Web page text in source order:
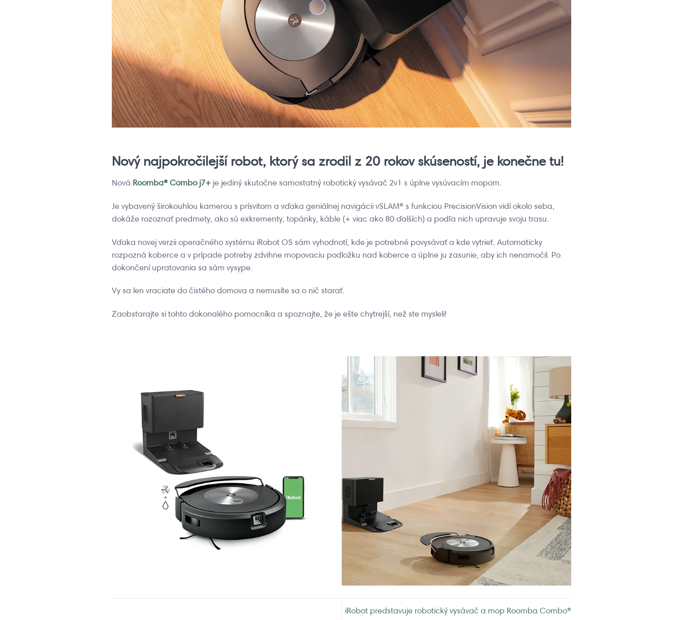
Nový najpokročilejší robot, ktorý sa zrodil z 20 rokov skúseností, je konečne tu!
Nová Roomba® Combo j7+ je jediný skutočne samostatný robotický vysávač 2v1 s úplne vysúvacím mopom.
Je vybavený širokouhlou kamerou s prísvitom a vďaka geniálnej navigácii vSLAM® s funkciou PrecisionVision vidí okolo seba,
dokáže rozoznať predmety, ako sú exkrementy, topánky, káble (+ viac ako 80 ďalších) a podľa nich upravuje svoju trasu.
Vďaka novej verzii operačného systému iRobot OS sám vyhodnotí, kde je potrebné povysávať a kde vytrieť. Automaticky
rozpozná koberce a v prípade potreby zdvihne mopovaciu podložku nad koberce a úplne ju zasunie, aby ich nenamočil. Po
dokončení upratovania sa sám vysype.
Vy sa len vraciate do čistého domova a nemusíte sa o nič starať.
Zaobstarajte si tohto dokonalého pomocníka a spoznajte, že je ešte chytrejší, než ste mysleli!
iRobot predstavuje robotický vysávač a mop Roomba Combo®